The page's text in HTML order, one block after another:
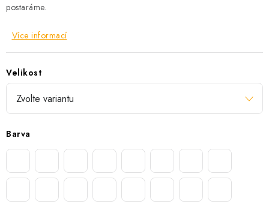
postaráme.
Více informací
Velikost
Barva